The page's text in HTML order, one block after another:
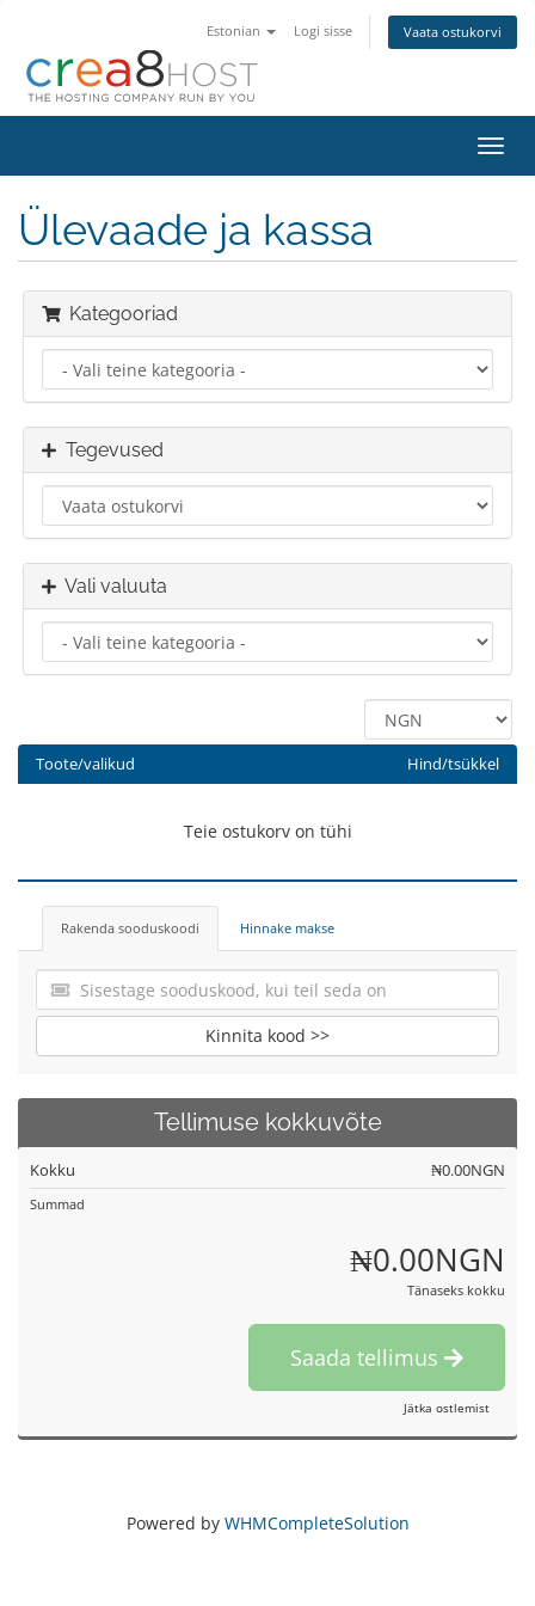
Estonian Logi sisse Vaata ostukorvi
Ülevaade ja kassa
Kategooriad
Tegevused
Vali valuuta
Toote/valikud Hind/tsükkel
Teie ostukorv on tühi
Rakenda sooduskoodi Hinnake makse
Kinnita kood >>
Tellimuse kokkuvõte
Kokku ₦0.00NGN
Summad
₦0.00NGN
Tänaseks kokku
Saada tellimus
Jätka ostlemist
Powered by WHMCompleteSolution